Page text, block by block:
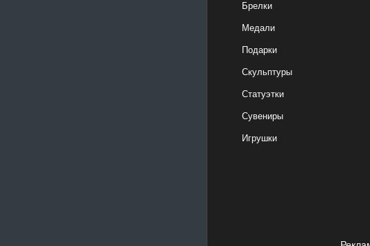
Брелки
Медали
Подарки
Скульптуры
Статуэтки
Сувениры
Игрушки